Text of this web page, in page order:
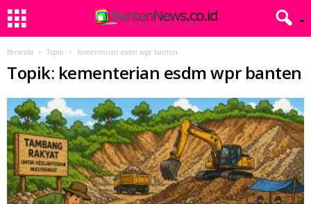
Beranda Topik Kementerian esdm wpr banten
Topik: kementerian esdm wpr banten